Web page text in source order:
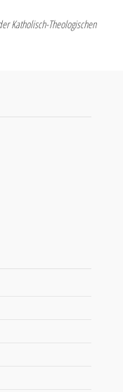
Katholisch-Theologischen